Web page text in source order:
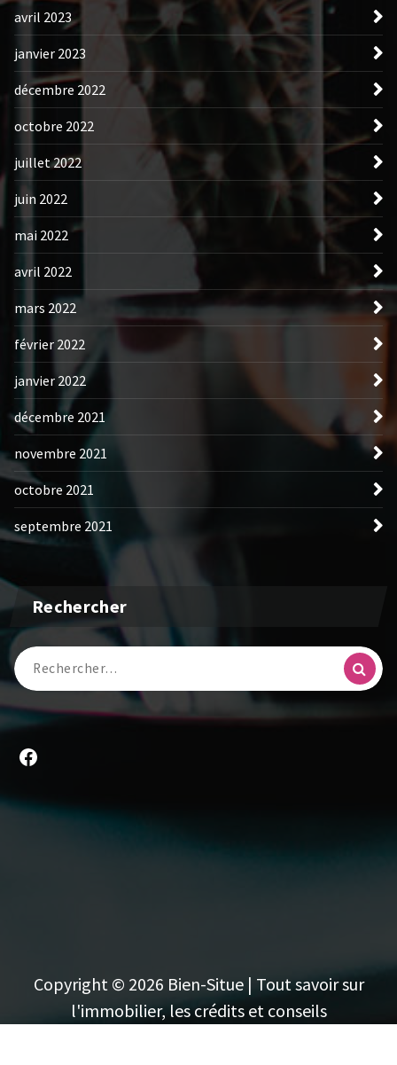
avril 2023
janvier 2023
décembre 2022
octobre 2022
juillet 2022
juin 2022
mai 2022
avril 2022
mars 2022
février 2022
janvier 2022
décembre 2021
novembre 2021
octobre 2021
septembre 2021
Rechercher
Recherche
pour :
Copyright © 2026 Bien-Situe | Tout savoir sur
l'immobilier, les crédits et conseils